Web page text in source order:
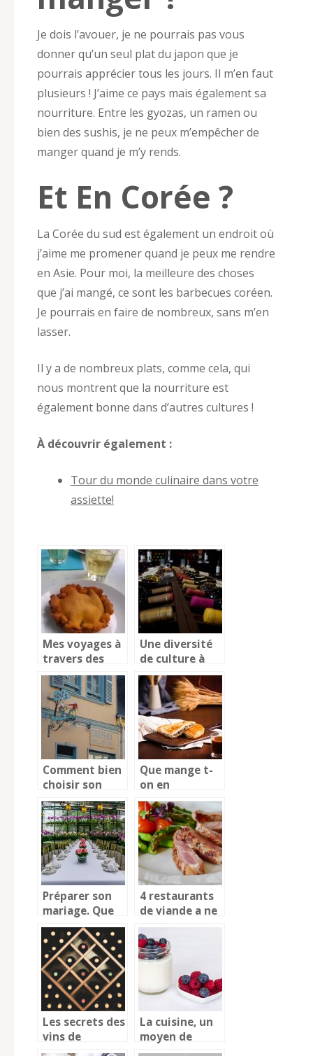
Je dois l’avouer, je ne pourrais pas vous
donner qu’un seul plat du japon que je
pourrais apprécier tous les jours. Il m’en faut
plusieurs ! J’aime ce pays mais également sa
nourriture. Entre les gyozas, un ramen ou
bien des sushis, je ne peux m’empêcher de
manger quand je m’y rends.
Et En Corée ?
La Corée du sud est également un endroit où
j’aime me promener quand je peux me rendre
en Asie. Pour moi, la meilleure des choses
que j’ai mangé, ce sont les barbecues coréen.
Je pourrais en faire de nombreux, sans m’en
lasser.
Il y a de nombreux plats, comme cela, qui
nous montrent que la nourriture est
également bonne dans d’autres cultures !
À découvrir également :
Tour du monde culinaire dans votre
assiette!
Mes voyages à
travers des
goûts sur
cette table de
la Tielle
Une diversité
de culture à
travers
l’œnologie
Comment bien
choisir son
restaurant.
Que mange t-
on en
Australie?
Préparer son
mariage. Que
faire à manger
?
4 restaurants
de viande a ne
surtout pas
rater a
Grenoble
Les secrets des
vins de
Chateau
La cuisine, un
moyen de
rapprocher la